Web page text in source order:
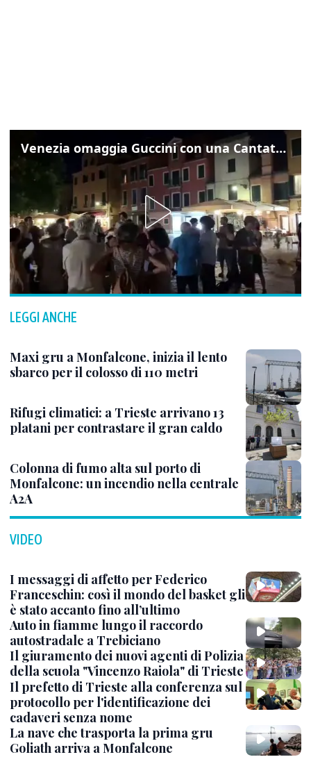
Venezia omaggia Guccini con una Cantata Anarchica in campo Santa Margherita
LEGGI ANCHE
Maxi gru a Monfalcone, inizia il lento
sbarco per il colosso di 110 metri
Rifugi climatici: a Trieste arrivano 13
platani per contrastare il gran caldo
Colonna di fumo alta sul porto di
Monfalcone: un incendio nella centrale
A2A
VIDEO
I messaggi di affetto per Federico
Franceschin: così il mondo del basket gli
è stato accanto fino all’ultimo
Auto in fiamme lungo il raccordo
autostradale a Trebiciano
Il giuramento dei nuovi agenti di Polizia
della scuola "Vincenzo Raiola" di Trieste
Il prefetto di Trieste alla conferenza sul
protocollo per l'identificazione dei
cadaveri senza nome
La nave che trasporta la prima gru
Goliath arriva a Monfalcone